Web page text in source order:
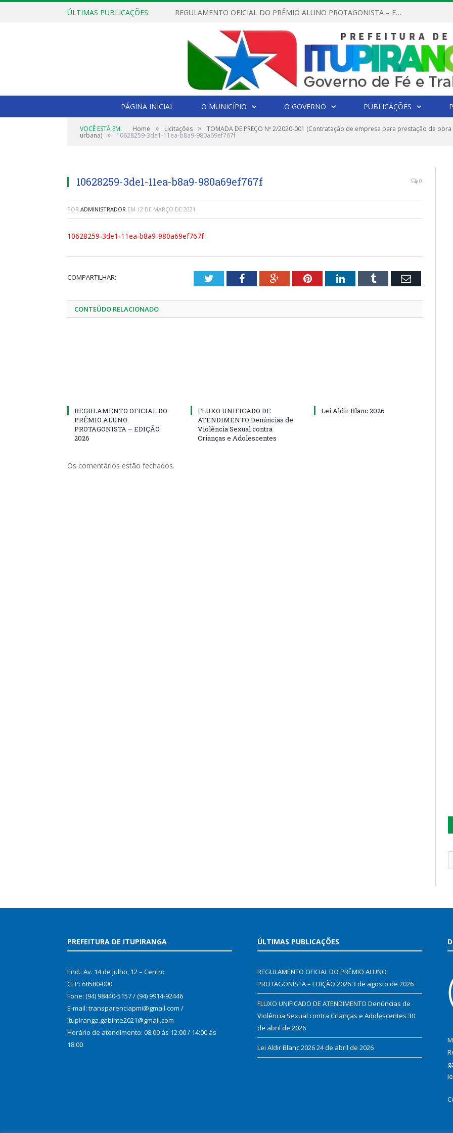
ÚLTIMAS PUBLICAÇÕES: REGULAMENTO OFICIAL DO PRÊMIO ALUNO PROTAGONISTA – EDIÇÃO 2026
PÁGINA INICIAL O MUNICÍPIO O GOVERNO PUBLICAÇÕES
VOCÊ ESTÁ EM: Home » Licitações » TOMADA DE PREÇO Nº 2/2020-001 (Contratação de empresa para prestação de
urbana) » 10628259-3de1-11ea-b8a9-980a69ef767f
10628259-3de1-11ea-b8a9-980a69ef767f 0
POR ADMINISTRADOR EM 12 DE MARÇO DE 2021
10628259-3de1-11ea-b8a9-980a69ef767f
COMPARTILHAR: TwitterFacebookGoogle+PinterestLinkedInTumblr Email
CONTEÚDO RELACIONADO
REGULAMENTO OFICIAL DO
PRÊMIO ALUNO
PROTAGONISTA – EDIÇÃO
2026
FLUXO UNIFICADO DE
ATENDIMENTO Denúncias de
Violência Sexual contra
Crianças e Adolescentes
Lei Aldir Blanc 2026
Os comentários estão fechados.
PREFEITURA DE ITUPIRANGA
End.: Av. 14 de julho, 12 – Centro
CEP: 68580-000
Fone: (94) 98440-5157 / (94) 9914-92446
E-mail: transparenciapmi@gmail.com /
Itupiranga.gabinte2021@gmail.com
Horário de atendimento: 08:00 às 12:00 / 14:00 às
18:00
ÚLTIMAS PUBLICAÇÕES
REGULAMENTO OFICIAL DO PRÊMIO ALUNO
PROTAGONISTA – EDIÇÃO 20263 de agosto de 2026
FLUXO UNIFICADO DE ATENDIMENTO Denúncias de
Violência Sexual contra Crianças e Adolescentes 30
de abril de 2026
Lei Aldir Blanc 202624 de abril de 2026